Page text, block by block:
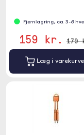
Fjernlagring, ca. 3-8
159 kr. 179
Læg i